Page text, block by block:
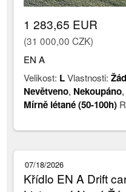
1 283,65 EUR
(31 000,00 CZK)
EN A
Velikost: LVlastnosti:
Nevětveno, Nekoupáno
Mírně létané (50-100h)
07/18/2026
Křídlo EN A Drift